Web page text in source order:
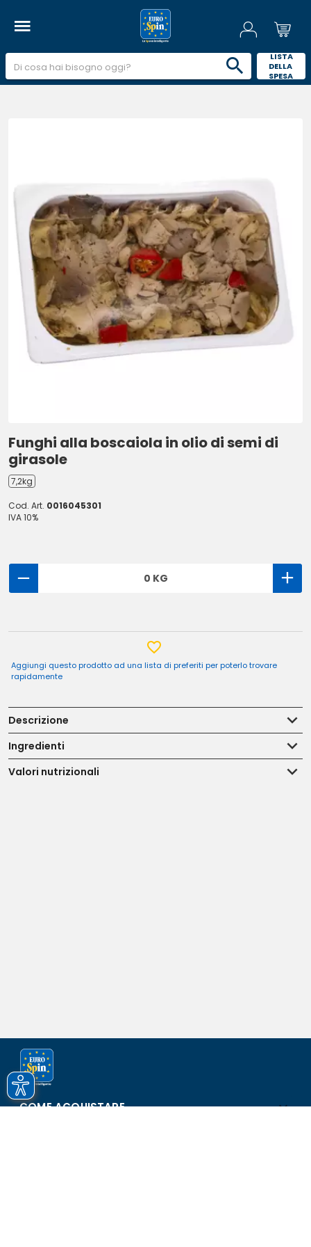
LISTA
DELLA
SPESA
Funghi alla boscaiola in olio di semi di
girasole
7,2kg
Cod. Art. 0016045301
IVA 10%
0 KG
Aggiungi questo prodotto ad una lista di preferiti per poterlo trovare
rapidamente
Descrizione
Ingredienti
Valori nutrizionali
COME ACQUISTARE